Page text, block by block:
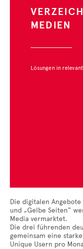
MEDIEN
Lösungen in
Die digitalen Angebote
und „Gelbe Seiten“
Media vermarktet.
Die drei führenden
gemeinsam eine
Unique Usern pro